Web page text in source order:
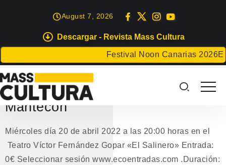
Descargar - Revista Mass Cultura
Festival Noon Canarias 2026El
August 7, 2026
DANZA
Muestra de danza “Suelo y aire”
Principiantes, de Carlota
Mantecón
Miércoles día 20 de abril 2022 a las 20:00 horas en el
Teatro Víctor Fernández Gopar «El Salinero» Entrada:
0€ Seleccionar sesión www.ecoentradas.com .Duración: